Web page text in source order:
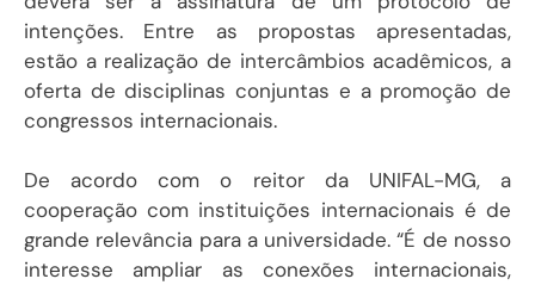
intenções. Entre as propostas apresentadas,
estão a realização de intercâmbios acadêmicos, a
oferta de disciplinas conjuntas e a promoção de
congressos internacionais.
De acordo com o reitor da UNIFAL-MG, a
cooperação com instituições internacionais é de
grande relevância para a universidade. “É de nosso
interesse ampliar as conexões internacionais,